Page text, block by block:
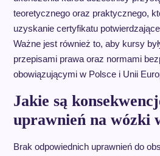
teoretycznego oraz praktycznego,
uzyskanie certyfikatu
Ważne jest również to, aby kursy
przepisami prawa oraz normami
obowiązującymi w Polsce i Unii
Jakie są
uprawnień na wózki
Brak odpowiednich uprawnień do